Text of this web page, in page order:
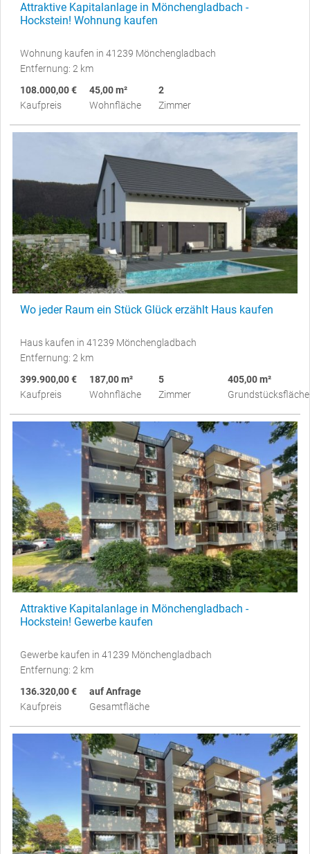
Attraktive Kapitalanlage in Mönchengladbach -
Hockstein! Wohnung kaufen
Wohnung kaufen in 41239 Mönchengladbach
Entfernung: 2 km
108.000,00 €
Kaufpreis
45,00 m²
Wohnfläche
2
Zimmer
Wo jeder Raum ein Stück Glück erzählt Haus kaufen
Haus kaufen in 41239 Mönchengladbach
Entfernung: 2 km
399.900,00 €
Kaufpreis
187,00 m²
Wohnfläche
5
Zimmer
405,00 m²
Grundstücksfläche
Attraktive Kapitalanlage in Mönchengladbach -
Hockstein! Gewerbe kaufen
Gewerbe kaufen in 41239 Mönchengladbach
Entfernung: 2 km
136.320,00 €
Kaufpreis
auf Anfrage
Gesamtfläche